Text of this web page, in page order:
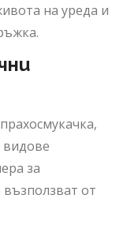
на уреда и
видове
за
от